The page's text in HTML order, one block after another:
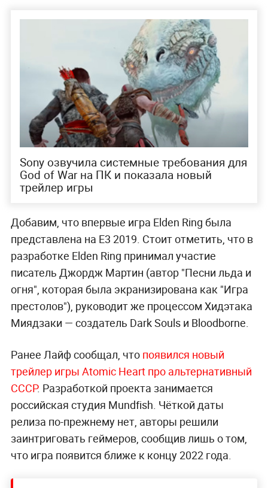
Sony озвучила системные требования для
God of War на ПК и показала новый
трейлер игры
Добавим, что впервые игра Elden Ring была
представлена на Е3 2019. Стоит отметить, что в
разработке Elden Ring принимал участие
писатель Джордж Мартин (автор "Песни льда и
огня", которая была экранизирована как "Игра
престолов"), руководит же процессом Хидэтака
Миядзаки — создатель Dark Souls и Bloodborne.
Ранее Лайф сообщал, что появился новый
трейлер игры Atomic Heart про альтернативный
СССР. Разработкой проекта занимается
российская студия Mundfish. Чёткой даты
релиза по-прежнему нет, авторы решили
заинтриговать геймеров, сообщив лишь о том,
что игра появится ближе к концу 2022 года.